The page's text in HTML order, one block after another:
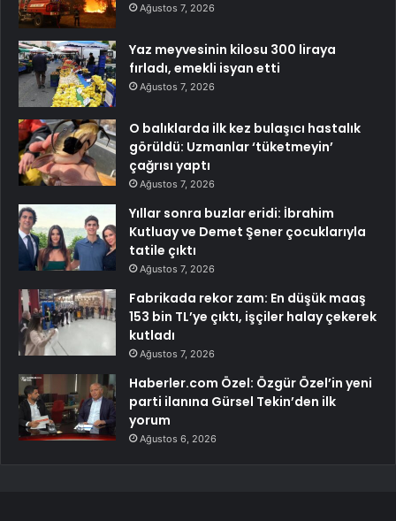
Ağustos 7, 2026
Yaz meyvesinin kilosu 300 liraya
fırladı, emekli isyan etti
Ağustos 7, 2026
O balıklarda ilk kez bulaşıcı hastalık
görüldü: Uzmanlar ‘tüketmeyin’
çağrısı yaptı
Ağustos 7, 2026
Yıllar sonra buzlar eridi: İbrahim
Kutluay ve Demet Şener çocuklarıyla
tatile çıktı
Ağustos 7, 2026
Fabrikada rekor zam: En düşük maaş
153 bin TL’ye çıktı, işçiler halay çekerek
kutladı
Ağustos 7, 2026
Haberler.com Özel: Özgür Özel’in yeni
parti ilanına Gürsel Tekin’den ilk
yorum
Ağustos 6, 2026